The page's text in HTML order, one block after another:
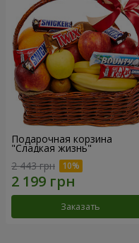
Подарочная корзина
"Сладкая жизнь"
2 443 грн
Заказать